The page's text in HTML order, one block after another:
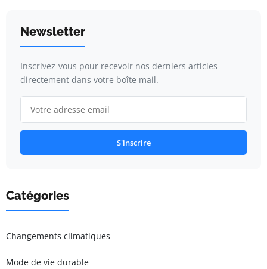
Newsletter
Inscrivez-vous pour recevoir nos derniers articles
directement dans votre boîte mail.
S'inscrire
Catégories
Changements climatiques
Mode de vie durable